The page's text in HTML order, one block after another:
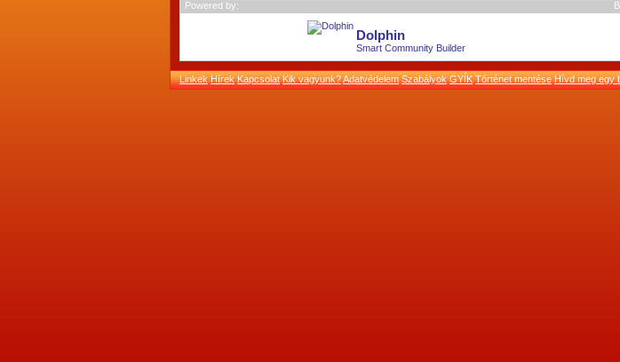
Powered by:
Dolphin
Smart Community Builder
Linkek Hírek Kapcsolat Kik vagyunk?Adatvédelem Szabályok GYÍK Történet mentése Hívd meg egy